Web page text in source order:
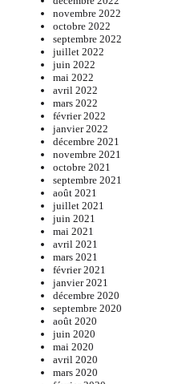
novembre 2022
octobre 2022
septembre 2022
juillet 2022
juin 2022
mai 2022
avril 2022
mars 2022
février 2022
janvier 2022
décembre 2021
novembre 2021
octobre 2021
septembre 2021
août 2021
juillet 2021
juin 2021
mai 2021
avril 2021
mars 2021
février 2021
janvier 2021
décembre 2020
septembre 2020
août 2020
juin 2020
mai 2020
avril 2020
mars 2020